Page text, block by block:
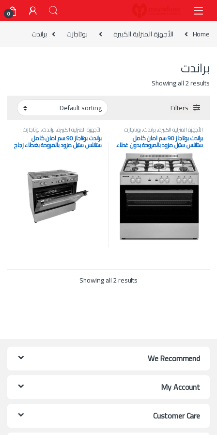
Skip to navigation
Skip to content
0
Home الأجهزة المنزلية الكبيرة بوتاجازت براندت
براندت
Showing all 2 results
Filters
الأجهزة المنزلية الكبيرة,براندت,بوتاجازت
براندت بوتاجاز 90 سم امان كامل
ستانلس ستيل مزود بالمروحة بدون غطاء
تركي BCG6910X
الأجهزة المنزلية الكبيرة,براندت,بوتاجازت
براندت بوتاجاز 90 سم امان كامل
ستانلس ستيل مزود بالمروحة بغطاء زجاج
تركي BCG6900X
Showing all 2 results
We Recommend
My Account
Customer Care